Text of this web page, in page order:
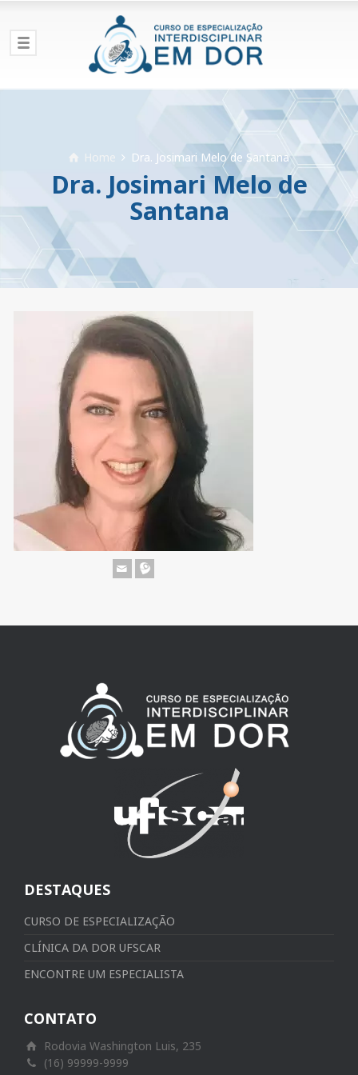
Home Dra. Josimari Melo de Santana
Dra. Josimari Melo de
Santana
DESTAQUES
CURSO DE ESPECIALIZAÇÃO
CLÍNICA DA DOR UFSCAR
ENCONTRE UM ESPECIALISTA
CONTATO
Rodovia Washington Luis, 235
(16) 99999-9999